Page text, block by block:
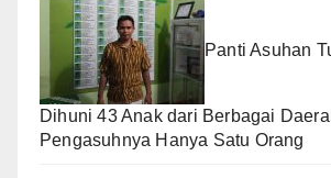
Panti Asuhan
Dihuni 43 Anak dari Berbagai
Pengasuhnya Hanya Satu Orang